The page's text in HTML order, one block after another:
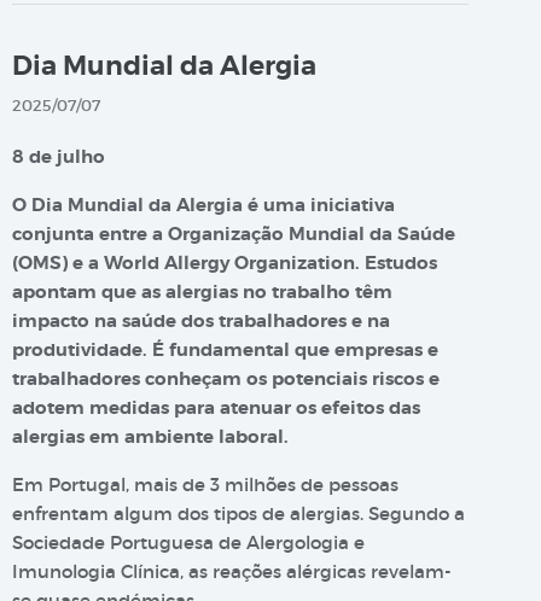
Dia Mundial da Alergia
2025/07/07
8 de julho
O Dia Mundial da Alergia é uma iniciativa
conjunta entre a Organização Mundial da Saúde
(OMS) e a World Allergy Organization. Estudos
apontam que as alergias no trabalho têm
impacto na saúde dos trabalhadores e na
produtividade. É fundamental que empresas e
trabalhadores conheçam os potenciais riscos e
adotem medidas para atenuar os efeitos das
alergias em ambiente laboral.
Em Portugal, mais de 3 milhões de pessoas
enfrentam algum dos tipos de alergias. Segundo a
Sociedade Portuguesa de Alergologia e
Imunologia Clínica, as reações alérgicas revelam-